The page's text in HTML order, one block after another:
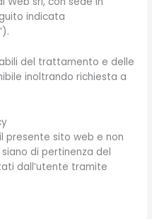
indicata
del trattamento e delle
inoltrando richiesta a
presente sito web e non
di pertinenza del
dall’utente tramite